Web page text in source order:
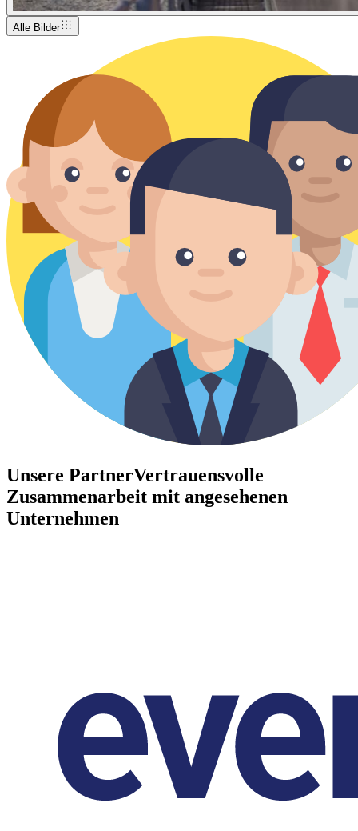
Alle Bilder
Unsere PartnerVertrauensvolle
Zusammenarbeit mit angesehenen
Unternehmen